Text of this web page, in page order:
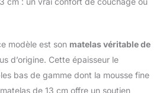
modèle est son matelas véritable de
d’origine. Cette épaisseur le
bas de gamme dont la mousse fine
de 13 cm offre un soutien